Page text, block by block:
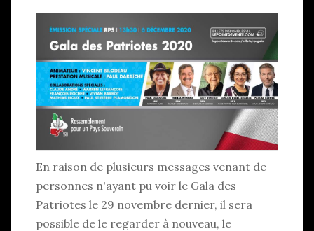
En raison de plusieurs messages venant de
personnes n'ayant pu voir le Gala des
Patriotes le 29 novembre dernier, il sera
possible de le regarder à nouveau, le